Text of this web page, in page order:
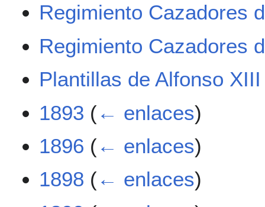
Regimiento Cazadores
Regimiento Cazadores
Plantillas de Alfonso
1893 (← enlaces)
1896 (← enlaces)
1898 (← enlaces)